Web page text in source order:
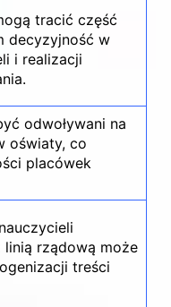
tracić część
decyzyjność w
i realizacji
odwoływani na
oświaty, co
placówek
rządową może
treści